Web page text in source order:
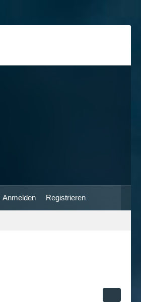
Anmelden Registrieren